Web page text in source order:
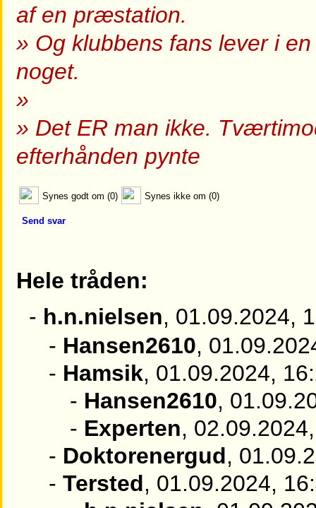
af en præstation.
» Og klubbens fans lever i
noget.
»
» Det ER man ikke.
efterhånden pynte
Synes godt om (0) Synes ikke om (0)
Send svar
Hele tråden:
- h.n.nielsen, 01.09.2024,
- Hansen2610,
- Hamsik, 01.09.2024,
- Hansen2610,
- Experten,
- Doktorenergud,
- Tersted, 01.09.2024,